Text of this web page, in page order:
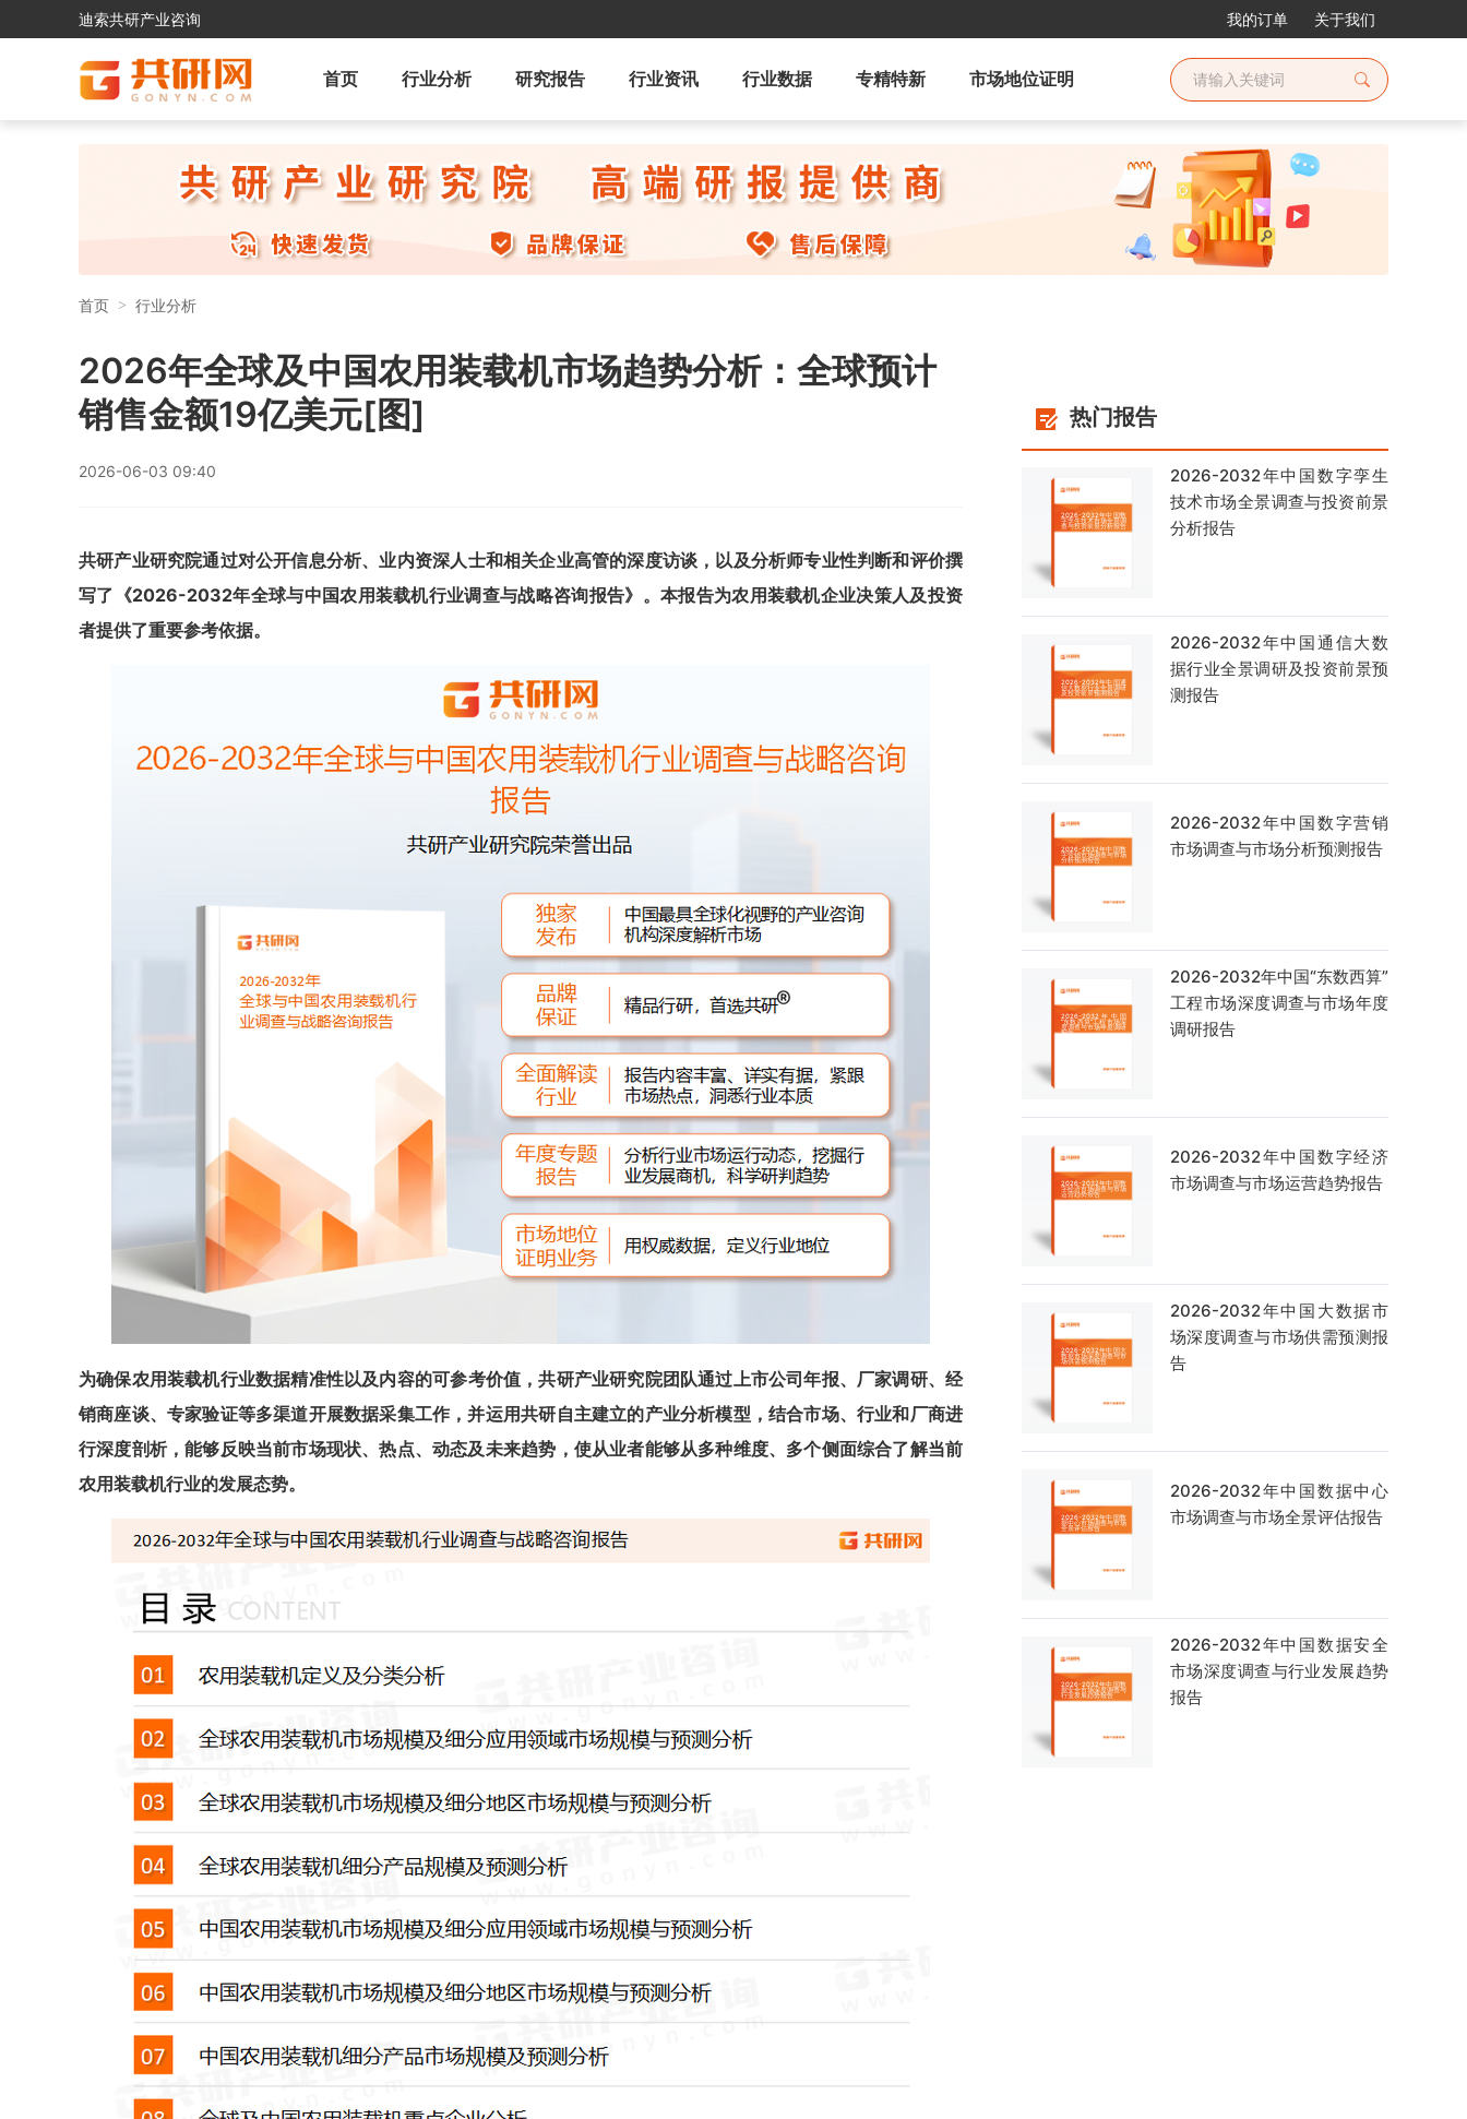
迪索共研产业咨询 我的订单 关于我们
首页 行业分析 研究报告 行业资讯 行业数据 专精特新 市场地位证明
首页 行业分析
2026年全球及中国农用装载机市场趋势分析：全球预计
销售金额19亿美元[图]
2026-06-03 09:40
共研产业研究院通过对公开信息分析、业内资深人士和相关企业高管的深度访谈，以及分析师专业性判断和评价撰
写了《2026-2032年全球与中国农用装载机行业调查与战略咨询报告》 。本报告为农用装载机企业决策人及投资
者提供了重要参考依据。
为确保农用装载机行业数据精准性以及内容的可参考价值，共研产业研究院团队通过上市公司年报、厂家调研、经
销商座谈、专家验证等多渠道开展数据采集工作，并运用共研自主建立的产业分析模型，结合市场、行业和厂商进
行深度剖析，能够反映当前市场现状、热点、动态及未来趋势，使从业者能够从多种维度、多个侧面综合了解当前
农用装载机行业的发展态势。
热门报告
2026-2032年中国数字孪生
技术市场全景调查与投资前景
分析报告
2026-2032年中国通信大数
据行业全景调研及投资前景预
测报告
2026-2032年中国数字营销
市场调查与市场分析预测报告
2026-2032年中国“东数西算”
工程市场深度调查与市场年度
调研报告
2026-2032年中国数字经济
市场调查与市场运营趋势报告
2026-2032年中国大数据市
场深度调查与市场供需预测报
告
2026-2032年中国数据中心
市场调查与市场全景评估报告
2026-2032年中国数据安全
市场深度调查与行业发展趋势
报告